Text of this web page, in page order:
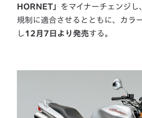
HORNET」
をマイナーチェンジし
規制に適合させるとともに、カラ
し12月7日より発売する。